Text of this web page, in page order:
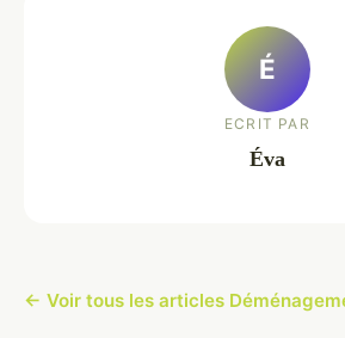
É
ECRIT PAR
Éva
← Voir tous les articles